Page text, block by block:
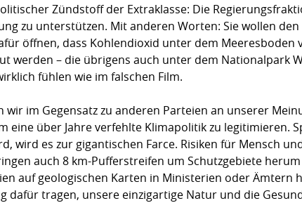
Zündstoff der Extraklasse: Die
zu unterstützen. Mit anderen Worten: Sie wollen
öffnen, dass Kohlendioxid unter dem Meeresboden
werden – die übrigens auch unter dem Nationalpark
fühlen wie im falschen Film.
wir im Gegensatz zu anderen Parteien an unserer
eine über Jahre verfehlte Klimapolitik zu legitimieren.
wird es zur gigantischen Farce. Risiken für Mensch
auch 8 km-Pufferstreifen um Schutzgebiete
auf geologischen Karten in Ministerien oder Ämtern
dafür tragen, unsere einzigartige Natur und die